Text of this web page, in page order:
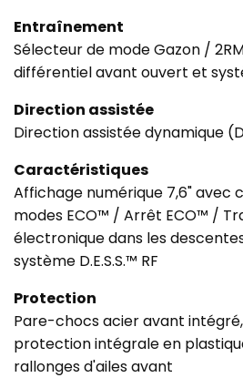
Entraînement
Sélecteur de mode Gazon /
différentiel avant ouvert et
Direction assistée
Direction assistée dynamique
Caractéristiques
Affichage numérique 7,6" avec
modes ECO™ / Arrêt ECO™ /
électronique dans les
système D.E.S.S.™ RF
Protection
Pare-chocs acier avant
protection intégrale en
rallonges d'ailes avant